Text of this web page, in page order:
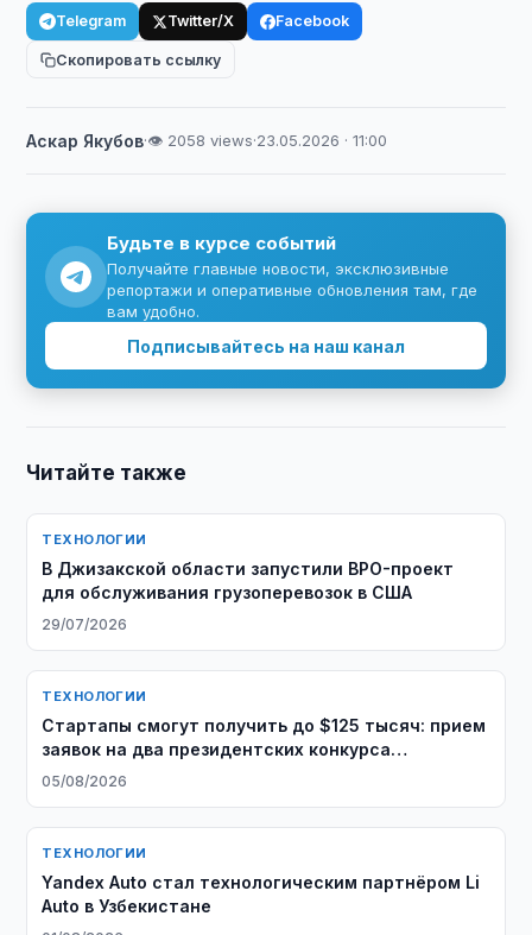
Telegram Twitter/X Facebook
Скопировать ссылку
Аскар Якубов·👁 2058 views·23.05.2026 · 11:00
Будьте в курсе событий
Получайте главные новости, эксклюзивные
репортажи и оперативные обновления там, где
вам удобно.
Подписывайтесь на наш канал
Читайте также
ТЕХНОЛОГИИ
В Джизакской области запустили BPO-проект
для обслуживания грузоперевозок в США
29/07/2026
ТЕХНОЛОГИИ
Стартапы смогут получить до $125 тысяч: прием
заявок на два президентских конкурса
продолжается
05/08/2026
ТЕХНОЛОГИИ
Yandex Auto стал технологическим партнёром Li
Auto в Узбекистане